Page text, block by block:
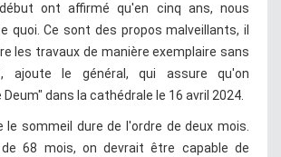
ont affirmé qu'en cinq ans, nous
quoi. Ce sont des propos malveillants, il
les travaux de manière exemplaire sans
ajoute le général, qui assure qu'on
dans la cathédrale le 16 avril 2024.
le sommeil dure de l'ordre de deux mois.
68 mois, on devrait être capable de